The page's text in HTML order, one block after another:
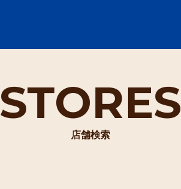
STORES
店舗検索